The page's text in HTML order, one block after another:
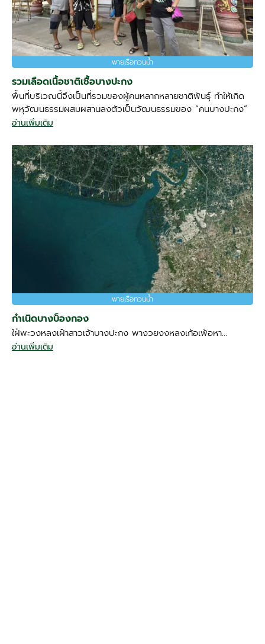
พายเรือทวนน้ำ
รวมเลือดเนื้อชาติเชื้อบางปะกง
พื้นที่บริเวณนี้จึงเป็นที่รวมของผู้คนหลากหลายชาติพันธุ์ ทำให้เกิด
พหุวัฒนธรรมผสมผสานลงตัวเป็นวัฒนธรรมของ “คนบางปะกง”
อ่านเพิ่มเติม
พายเรือทวนน้ำ
กำเนิดบางบ็องกอง
ใฝ่พะวงหลงเฝ้าสาวเจ้าบางปะกง พางวยงงหลงเก้อเพ้อหา...
อ่านเพิ่มเติม